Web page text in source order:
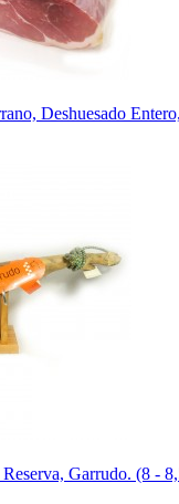
Deshuesado
Garrudo. (8 -